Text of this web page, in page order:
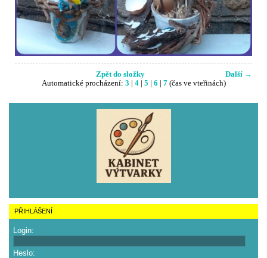
Další →
Zpět do složky
Automatické procházení: 3 4| 5 6 7(čas ve vteřinách)
PŘIHLÁŠENÍ
Login:
Heslo: